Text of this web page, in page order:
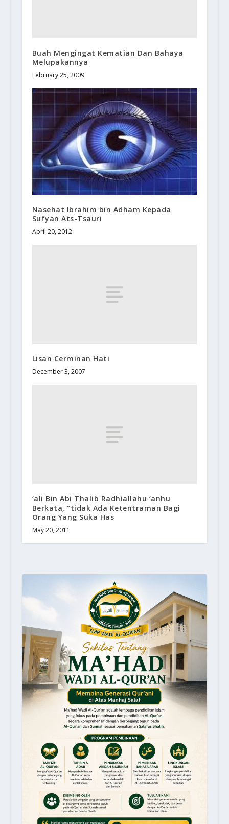
Buah Mengingat Kematian Dan Bahaya
Melupakannya
February 25, 2009
Nasehat Ibrahim bin Adham Kepada
Sufyan Ats-Tsauri
April 20, 2012
Lisan Cerminan Hati
December 3, 2007
‘ali Bin Abi Thalib Radhiallahu ‘anhu
Berkata, “tidak Ada Ketentraman Bagi
Orang Yang Suka Has
May 20, 2011